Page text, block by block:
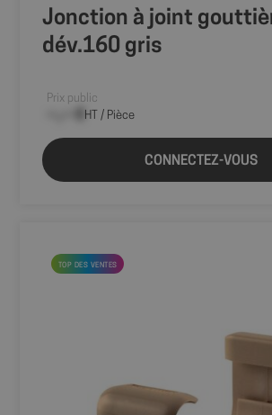
Jonction à joint
dév.160 gris
Prix public
HT / Pièce
CONNECTEZ-VOUS
TOP DES VENTES